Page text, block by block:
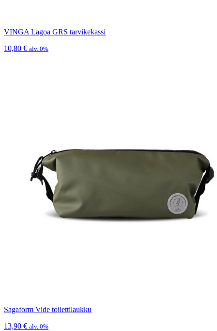
VINGA Lagoa GRS tarvikekassi
10,80 € alv. 0%
Sagaform Vide toilettilaukku
13,90 € alv. 0%